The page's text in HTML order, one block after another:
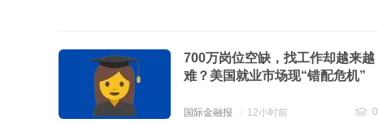
700万岗位空缺，找工作却越来越
难？美国就业市场现“错配危机”
国际金融报 12小时前
0